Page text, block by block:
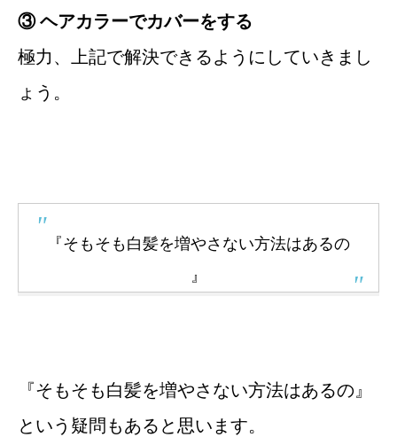
③ ヘアカラーでカバーをする
極力、上記で解決できるようにしていきまし
ょう。
『そもそも白髪を増やさない方法はあるの
』
『そもそも白髪を増やさない方法はあるの 』
という疑問もあると思います。